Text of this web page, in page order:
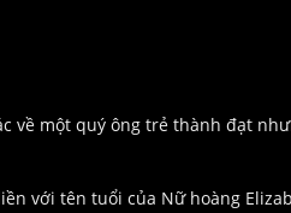
về một quý ông trẻ thành đạt
với tên tuổi của Nữ hoàng